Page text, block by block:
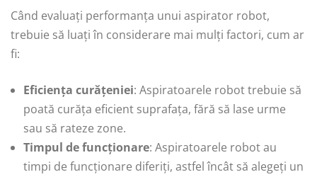
Când evaluați performanța unui aspirator robot,
trebuie să luați în considerare mai mulți factori, cum ar
fi:
Eficiența curățeniei: Aspiratoarele robot trebuie să
poată curăța eficient suprafața, fără să lase urme
sau să rateze zone.
Timpul de funcționare: Aspiratoarele robot au
timpi de funcționare diferiți, astfel încât să alegeți un